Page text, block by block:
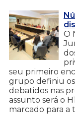
O
seu primeiro
grupo definiu
debatidos nas
assunto será o
marcado para a